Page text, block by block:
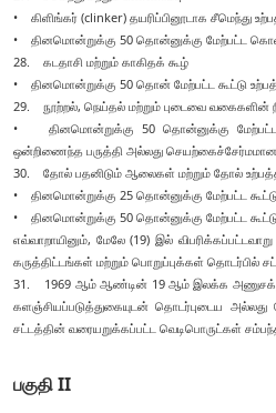
• கிளிங்கர் (clinker) தயரிப்பினூடாக சீமெந்து
• தினமொன்றுக்கு 50 தொன்னுக்கு மேற்பட்ட
28. கடதாசி மற்றும் காகிதக் கூழ்
• தினமொன்றுக்கு 50 தொன் மேற்பட்ட கூட்டு
29. நூற்றல், நெய்தல் மற்றும் புடைவை வகைகளின்
• தினமொன்றுக்கு 50 தொன்னுக்கு மேற்பட்ட
ஒன்றிணைந்த பருத்தி அல்லது
30. தோல் பதனிடும் ஆலைகள் மற்றும் தோல்
• தினமொன்றுக்கு 25 தொன்னுக்கு மேற்பட்ட
• தினமொன்றுக்கு 50 தொன்னுக்கு மேற்பட்ட
எவ்வாறாயினும், மேலே (19) இல்
கருத்திட்டங்கள் மற்றும் பொறுப்புக்கள் தொடர்பில்
31. 1969 ஆம் ஆண்டின் 19 ஆம் இலக்க அணுசக்தி
களஞ்சியப்படுத்துகையுடன் தொடர்புடைய
சட்டத்தின் வரையறுக்கப்பட்ட வெடிபொருட்கள்
பகுதி II